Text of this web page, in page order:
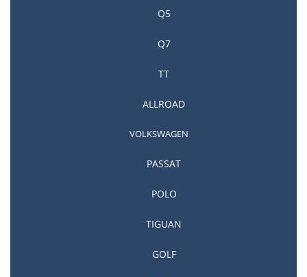
Q5
Q7
TT
ALLROAD
VOLKSWAGEN
PASSAT
POLO
TIGUAN
GOLF